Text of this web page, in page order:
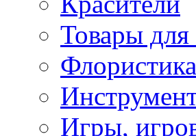
Товары для
Игры,